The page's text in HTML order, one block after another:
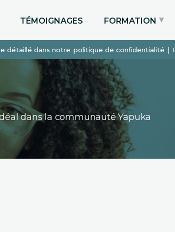
détaillé dans notre politique de confidentialité |
TÉMOIGNAGES FORMATION
Particuliers via le
Etudiants
Entreprises
dans la communauté Yapuka